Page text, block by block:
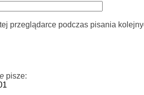
przeglądarce podczas pisania
pisze: